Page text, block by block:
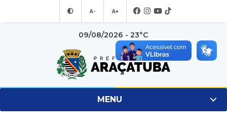
A- A+
09/08/2026 - 23°C
MENU